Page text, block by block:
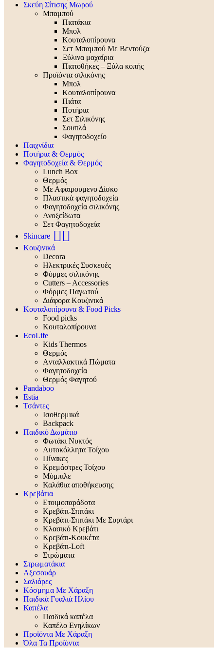
Σκεύη Σίτισης Μωρού
Μπαμπού
Πιατάκια
Μπολ
Κουταλοπίρουνα
Σετ Μπαμπού Με Βεντούζα
Ξύλινα μαχαίρια
Πιατοθήκες – Ξύλα κοπής
Προϊόντα σιλικόνης
Μπολ
Κουταλοπίρουνα
Πιάτα
Ποτήρια
Σετ Σιλικόνης
Σουπλά
Φαγητοδοχείο
Παιχνίδια
Ποτήρια & Θερμός
Φαγητοδοχεία & Θερμός
Lunch Box
Θερμός
Με Αφαιρουμενο Δίσκο
Πλαστικά φαγητοδοχεία
Φαγητοδοχεία σιλικόνης
Ανοξείδωτα
Σετ Φαγητοδοχεία
Skincare 🧖‍♀️
Κουζινικά
Decora
Ηλεκτρικές Συσκευές
Φόρμες σιλικόνης
Cutters – Accessories
Φόρμες Παγωτού
Διάφορα Κουζινικά
Κουταλοπίρουνα & Food Picks
Food picks
Κουταλοπίρουνα
EcoLife
Kids Thermos
Θερμός
Aνταλλακτικά Πώματα
Φαγητοδοχεία
Θερμός Φαγητού
Pandaboo
Estia
Τσάντες
Ισοθερμικά
Backpack
Παιδικό Δωμάτιο
Φωτάκι Νυκτός
Αυτοκόλλητα Τοίχου
Πίνακες
Κρεμάστρες Τοίχου
Μόμπιλε
Καλάθια αποθήκευσης
Κρεβάτια
Ετοιμοπαράδοτα
Κρεβάτι-Σπιτάκι
Κρεβάτι-Σπιτάκι Με Συρτάρι
Κλασικό Κρεβάτι
Κρεβάτι-Κουκέτα
Κρεβάτι-Loft
Στρώματα
Στρωματάκια
Αξεσουάρ
Σαλιάρες
Κόσμημα Με Χάραξη
Παιδικά Γυαλιά Ηλίου
Καπέλα
Παιδικά καπέλα
Καπέλο Ενηλίκων
Προϊόντα Με Χάραξη
Όλα Τα Προϊόντα